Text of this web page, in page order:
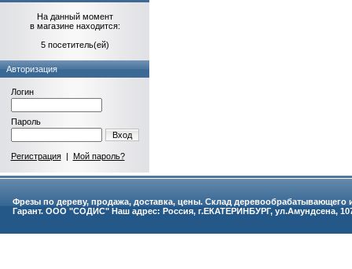
На данный момент
в магазине находится:
5 посетитель(ей)
Авторизация
Логин
Пароль
Вход
Регистрация| Мой пароль?
Фрезы по дереву, продажа, доставка, цены. Склад
Гарант. ООО "СОДИС" Наш адрес: Россия, г.ЕКАТЕРИНБУРГ, ул.Амундсена,